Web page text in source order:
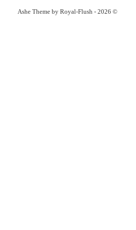
Ashe Theme by Royal-Flush - 2026 ©